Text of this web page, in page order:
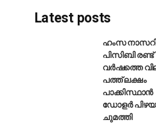
Latest posts
ഹംസ
പിസിബി രണ്ട്
വർഷത്തെ
പത്ത് ലക്ഷം
പാക്കിസ്ഥാൻ
ഡോളർ
ചുമത്തി